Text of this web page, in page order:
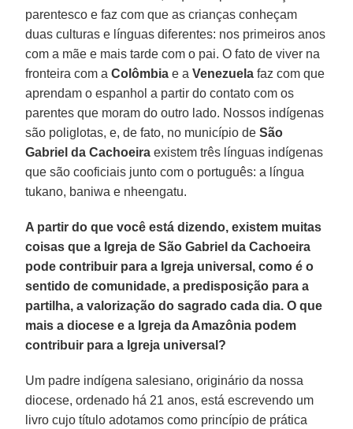
parentesco e faz com que as crianças conheçam
duas culturas e línguas diferentes: nos primeiros anos
com a mãe e mais tarde com o pai. O fato de viver na
fronteira com aColômbia e aVenezuela faz com que
aprendam o espanhol a partir do contato com os
parentes que moram do outro lado. Nossos indígenas
são poliglotas, e, de fato, no município deSão
Gabriel da Cachoeira existem três línguas indígenas
que são cooficiais junto com o português: a língua
tukano, baniwa e nheengatu.
A partir do que você está dizendo, existem muitas
coisas que a Igreja de São Gabriel da Cachoeira
pode contribuir para a Igreja universal, como é o
sentido de comunidade, a predisposição para a
partilha, a valorização do sagrado cada dia. O que
mais a diocese e a Igreja da Amazônia podem
contribuir para a Igreja universal?
Um padre indígena salesiano, originário da nossa
diocese, ordenado há 21 anos, está escrevendo um
livro cujo título adotamos como princípio de prática